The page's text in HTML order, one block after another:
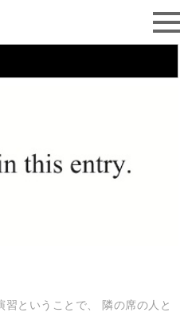
ということで、 隣の席の人と